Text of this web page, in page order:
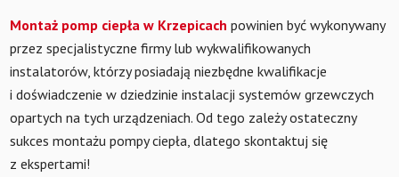
Montaż pomp ciepła w Krzepicach powinien być wykonywany
przez specjalistyczne firmy lub wykwalifikowanych
instalatorów, którzy posiadają niezbędne kwalifikacje
i doświadczenie w dziedzinie instalacji systemów grzewczych
opartych na tych urządzeniach. Od tego zależy ostateczny
sukces montażu pompy ciepła, dlatego skontaktuj się
z ekspertami!